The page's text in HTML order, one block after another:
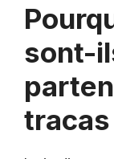
sont-
tracas